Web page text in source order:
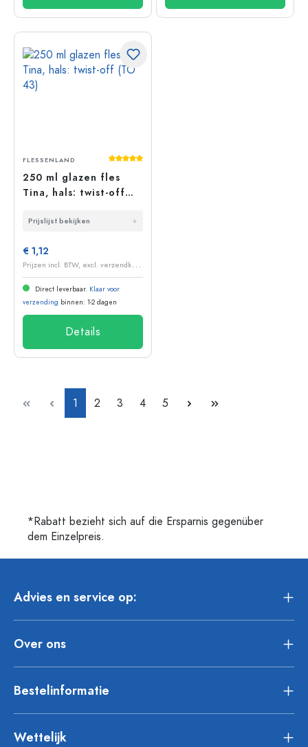
Gemiddelde waardering van 5 van 5
FLESSENLAND
250 ml glazen fles
Tina, hals: twist-off
Prijslijst bekijken
€ 1,12
P
rijzen incl. BTW, excl. verzendkosten
Direct leverbaar. Klaar voor
verzending binnen: 1-2 dagen
Details
Pagina
1 Pagina
2 Pagina
3 Pagina
4 Pagina
5
*Rabatt bezieht sich auf die Ersparnis gegenüber
dem Einzelpreis.
Advies en service op:
Over ons
Bestelinformatie
Wettelijk